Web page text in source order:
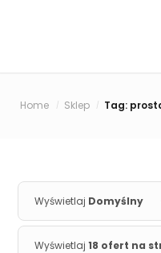
Home / Sklep / Tag:
Wyświetlaj Domyślny
Wyświetlaj18 ofert na